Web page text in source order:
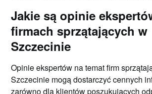
Jakie są opinie
firmach sprzątających w
Szczecinie
Opinie ekspertów na temat firm
Szczecinie mogą dostarczyć cennych
zarówno dla klientów poszukujących